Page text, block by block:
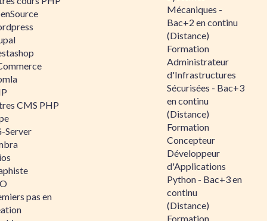
CMS PHP
Server
pas en
Mécaniques -
Bac+2 en continu
(Distance)
Formation
Administrateur
d'Infrastructures
Sécurisées - Bac+3
en continu
(Distance)
Formation
Concepteur
Développeur
d'Applications
Python - Bac+3 en
continu
(Distance)
Formation